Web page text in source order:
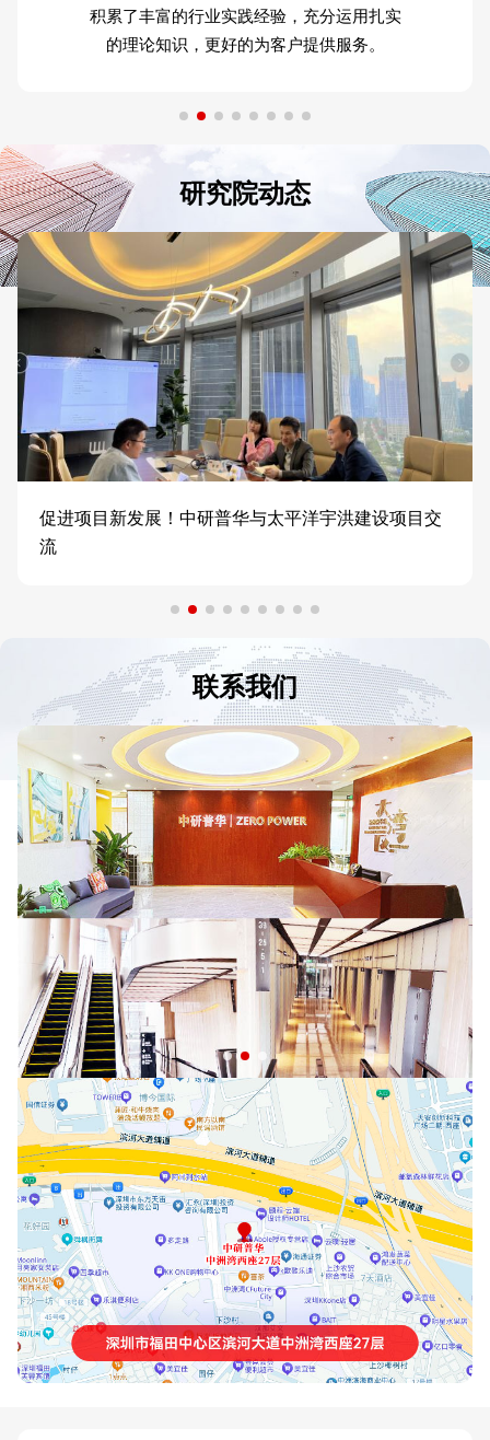
积累了丰富的行业实践经验，充分运用扎实
的理论知识，更好的为客户提供服务。
研究院动态
促进项目新发展！中研普华与太平洋宇洪建设项目交
流
联系我们